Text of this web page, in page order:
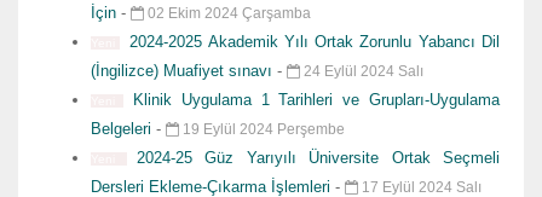
İçin - 02 Ekim 2024 Çarşamba
2024-2025 Akademik Yılı Ortak Zorunlu Yabancı Dil
(İngilizce) Muafiyet sınavı - 24 Eylül 2024 Salı
Klinik Uygulama 1 Tarihleri ve Grupları-Uygulama
Belgeleri - 19 Eylül 2024 Perşembe
2024-25 Güz Yarıyılı Üniversite Ortak Seçmeli
Dersleri Ekleme-Çıkarma İşlemleri - 17 Eylül 2024 Salı